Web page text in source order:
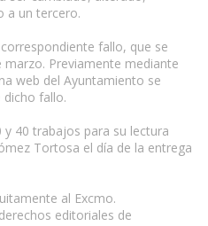
a un tercero.
fallo, que se
Previamente mediante
web del Ayuntamiento se
dicho fallo.
y 40 trabajos para su lectura
Tortosa el día de la entrega
al Excmo.
editoriales de